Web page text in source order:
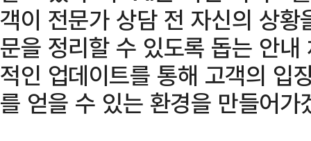
객이 전문가 상담 전 자신의 상
문을 정리할 수 있도록 돕는 안
적인 업데이트를 통해 고객의 입
를 얻을 수 있는 환경을 만들어가